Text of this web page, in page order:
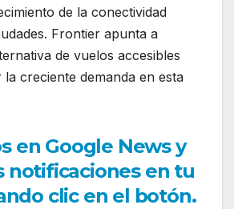
de la conectividad
Frontier apunta a
de vuelos accesibles
la creciente demanda en esta
en Google News y
notificaciones en tu
clic en el botón.